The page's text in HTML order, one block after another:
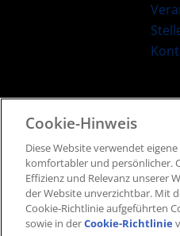
Cookie-Hinweis
Diese Website verwendet
komfortabler und persönlicher.
Effizienz und Relevanz unserer
der Website unverzichtbar. Mit
Cookie-Richtlinie aufgeführten
sowie in derCookie-Richtlinie